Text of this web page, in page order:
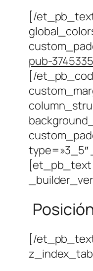
[/
pub-
[/
type=»3_5″
[et_pb_text
[/